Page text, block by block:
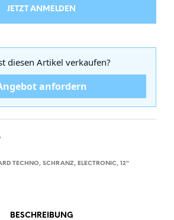
JETZT ANMELDEN
diesen Artikel verkaufen?
anfordern
TECHNO, SCHRANZ, ELECTRONIC, 12"
BESCHREIBUNG